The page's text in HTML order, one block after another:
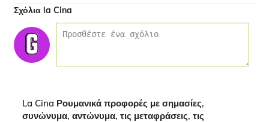
Σχόλια la Cina
La Cina Ρουμανικά προφορές με σημασίες,
συνώνυμα, αντώνυμα, τις μεταφράσεις, τις